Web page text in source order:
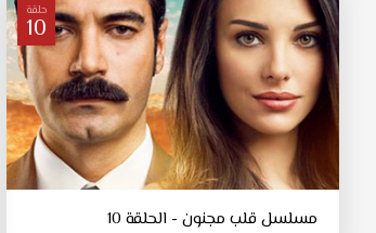
حلقة
10
مسلسل قلب مجنون - الحلقة 10